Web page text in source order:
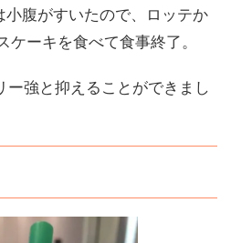
腹がすいたので、ロッテか
ーキを食べて食事終了。
ー強と抑えることができまし